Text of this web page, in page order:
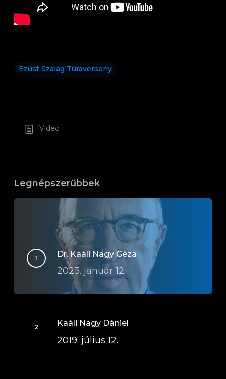
Ezüst Szalag Túraverseny
Videó
Legnépszerűbbek
Dr. Kaáli Nagy Géza
2023. január 12.
Kaáli Nagy Dániel
2019. július 12.